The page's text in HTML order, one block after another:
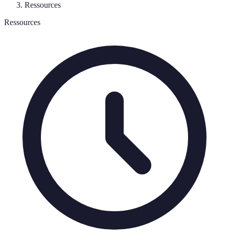
Ressources
Ressources